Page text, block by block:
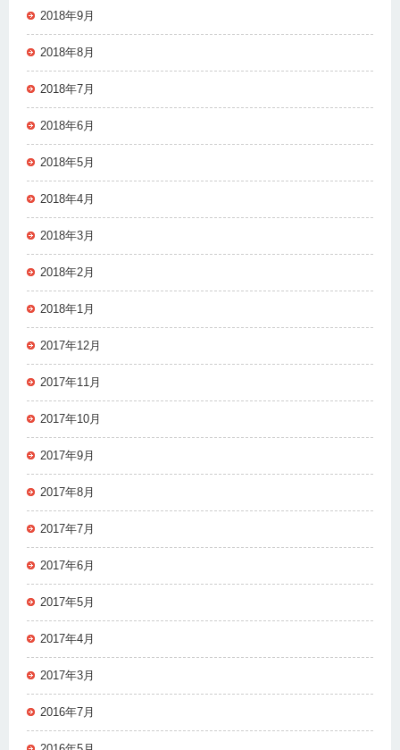
2018年9月
2018年8月
2018年7月
2018年6月
2018年5月
2018年4月
2018年3月
2018年2月
2018年1月
2017年12月
2017年11月
2017年10月
2017年9月
2017年8月
2017年7月
2017年6月
2017年5月
2017年4月
2017年3月
2016年7月